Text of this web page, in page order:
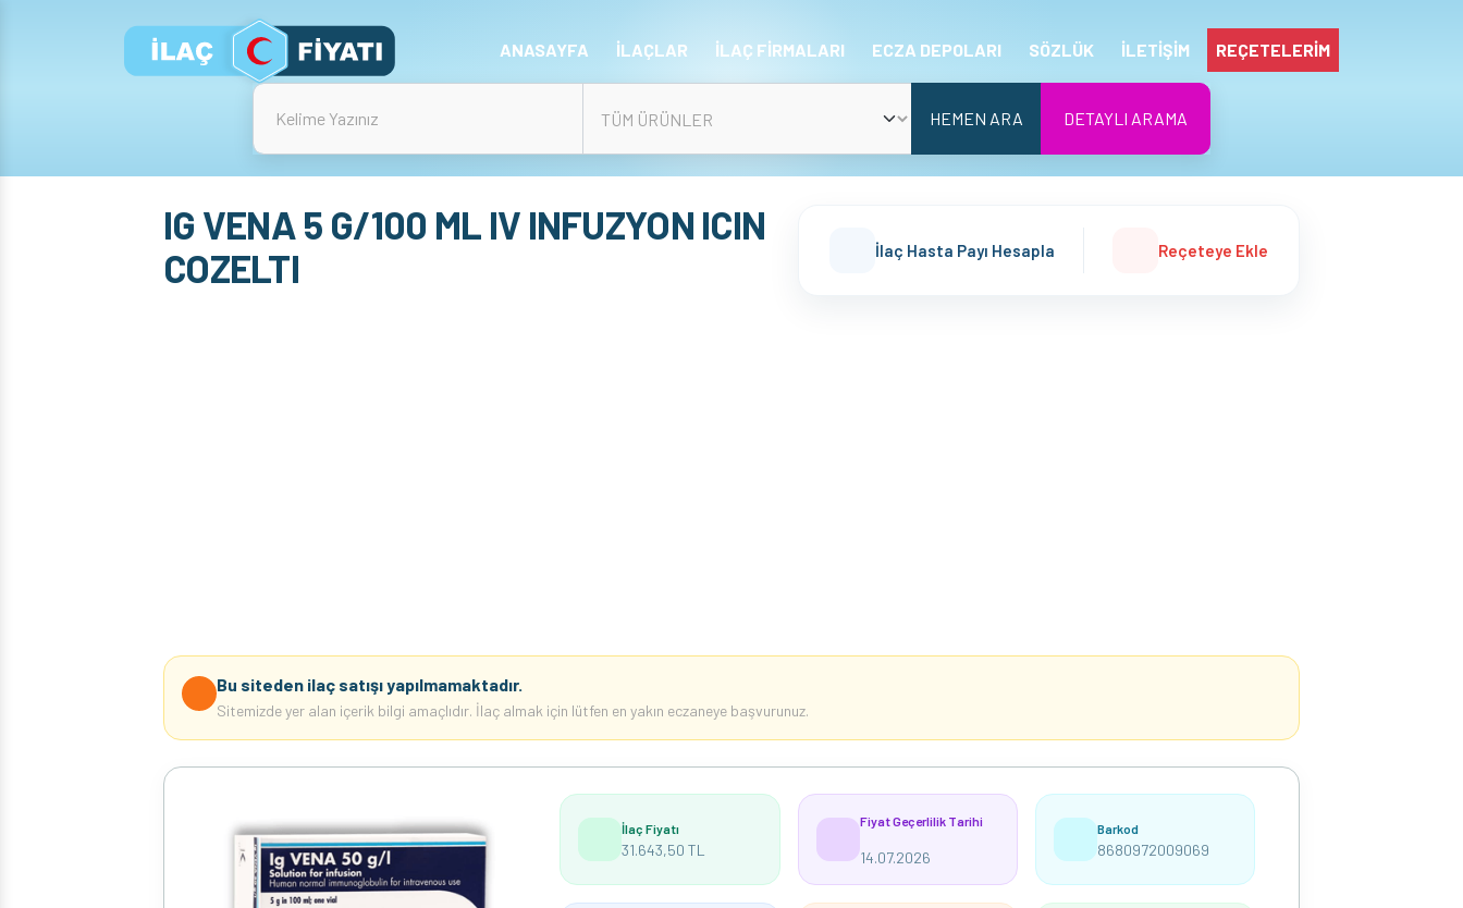
ANASAYFA İLAÇLAR İLAÇ FİRMALARI ECZA DEPOLARI SÖZLÜK İLETİŞİM REÇETELERİM
HEMEN ARA DETAYLI ARAMA
IG VENA 5 G/100 ML IV INFUZYON ICIN
COZELTI
İlaç Hasta Payı Hesapla Reçeteye Ekle
Bu siteden ilaç satışı yapılmamaktadır.
Sitemizde yer alan içerik bilgi amaçlıdır. İlaç almak için lütfen en yakın eczaneye başvurunuz.
İlaç Fiyatı
31.643,50 TL
Fiyat Geçerlilik Tarihi
14.07.2026
Barkod
8680972009069